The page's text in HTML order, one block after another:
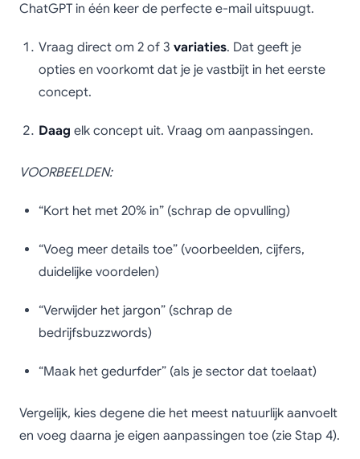
ChatGPT in één keer de perfecte e-mail uitspuugt.
Vraag direct om 2 of 3 variaties. Dat geeft je
opties en voorkomt dat je je vastbijt in het eerste
concept.
Daag elk concept uit. Vraag om aanpassingen.
VOORBEELDEN:
“Kort het met 20% in” (schrap de opvulling)
“Voeg meer details toe” (voorbeelden, cijfers,
duidelijke voordelen)
“Verwijder het jargon” (schrap de
bedrijfsbuzzwords)
“Maak het gedurfder” (als je sector dat toelaat)
Vergelijk, kies degene die het meest natuurlijk aanvoelt
en voeg daarna je eigen aanpassingen toe (zie Stap 4).